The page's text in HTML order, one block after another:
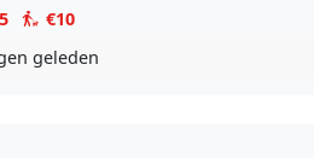
€10
geleden